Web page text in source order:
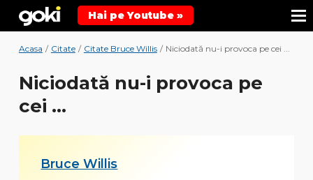
Hai pe Youtube »
Acasa / Citate / Citate Bruce Willis / Niciodată nu-i provoca pe cei ...
Niciodată nu-i provoca pe
cei ...
Bruce Willis